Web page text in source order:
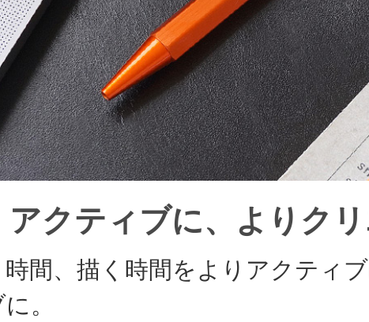
アクティブに、よりク
間、描く時間をよりアクティ
。